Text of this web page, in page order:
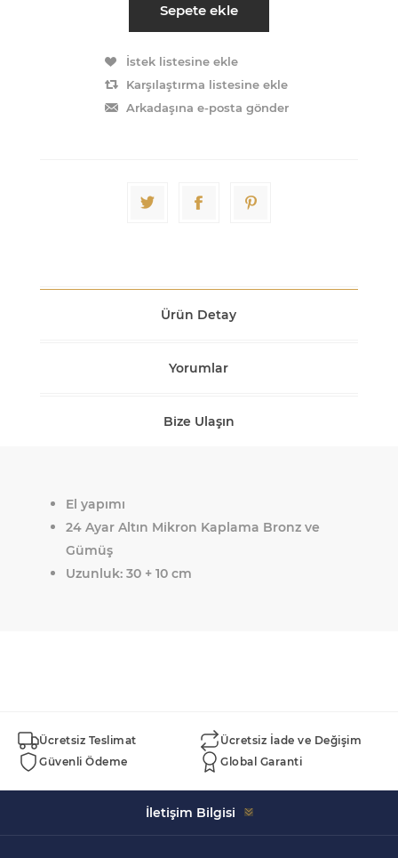
Sepete ekle
İstek listesine ekle
Karşılaştırma listesine ekle
Arkadaşına e-posta gönder
Ürün Detay
Yorumlar
Bize Ulaşın
El yapımı
24 Ayar Altın Mikron Kaplama Bronz ve
Gümüş
Uzunluk: 30 + 10 cm
Ücretsiz Teslimat
Ücretsiz İade ve Değişim
Güvenli Ödeme
Global Garanti
İletişim Bilgisi